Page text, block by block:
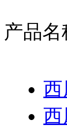
产品名
西
西